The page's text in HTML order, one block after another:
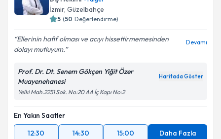
İzmir, Güzelbahçe
5 (50 Değerlendirme)
Ellerinin hafif olması ve acıyı hissettirmemesinden
dolayı mutluyum.
Devamı
Prof. Dr. Dt. Senem Gökçen Yiğit Özer
Muayenehanesi
Haritada Göster
Yelki Mah.2251 Sok. No:20 AA İç Kapı No:2
En Yakın Saatler
12:30
14:30 15:00 Daha Fazla